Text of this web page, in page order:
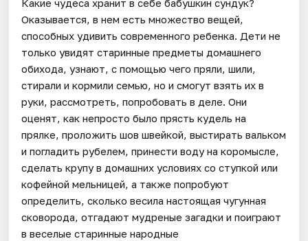
Какие чудеса хранит в себе бабушкин сундук?
Оказывается, в нем есть множество вещей,
способных удивить современного ребенка. Дети не
только увидят старинные предметы домашнего
обихода, узнают, с помощью чего пряли, шили,
стирали и кормили семью, но и смогут взять их в
руки, рассмотреть, попробовать в деле. Они
оценят, как непросто было прясть кудель на
прялке, проложить шов швейкой, выстирать вальком
и погладить рубелем, принести воду на коромысле,
сделать крупу в домашних условиях со ступкой или
кофейной мельницей, а также попробуют
определить, сколько весила настоящая чугунная
сковорода, отгадают мудреные загадки и поиграют
в веселые старинные народные